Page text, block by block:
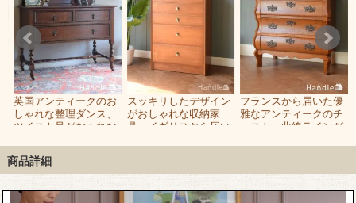
英国アンティークのお
しゃれな整理ダンス、
ツイスト足がおゃれな
ト
スッキリしたデザイン
がおしゃれな収納家
具、イギリスから届い
チェスト
フランスから届いた優
雅なアンティークのチ
ェスト、曲線ラインが
モード
商品詳細